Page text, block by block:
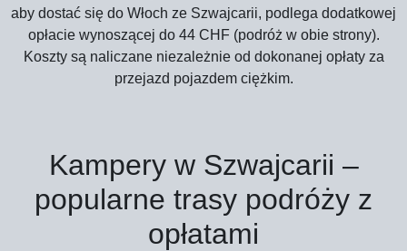
aby dostać się do Włoch ze Szwajcarii, podlega dodatkowej
opłacie wynoszącej do 44 CHF (podróż w obie strony).
Koszty są naliczane niezależnie od dokonanej opłaty za
przejazd pojazdem ciężkim.
Kampery w Szwajcarii –
popularne trasy podróży z
opłatami